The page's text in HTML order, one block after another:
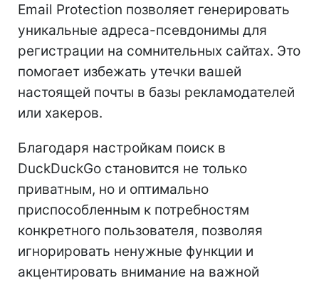
Email Protection позволяет генерировать
уникальные адреса-псевдонимы для
регистрации на сомнительных сайтах. Это
помогает избежать утечки вашей
настоящей почты в базы рекламодателей
или хакеров.
Благодаря настройкам поиск в
DuckDuckGo становится не только
приватным, но и оптимально
приспособленным к потребностям
конкретного пользователя, позволяя
игнорировать ненужные функции и
акцентировать внимание на важной